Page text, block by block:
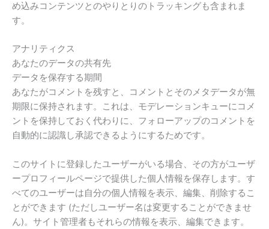
め込みコンテンツとのやりとりのトラッキングも含まれま
す。
アナリティクス
あなたのデータの共有先
データを保存する期間
あなたがコメントを残すと、コメントとそのメタデータが無
期限に保持されます。これは、モデレーションキューにコメ
ントを保持しておく代わりに、フォローアップのコメントを
自動的に認識し承認できるようにするためです。
このサイトに登録したユーザーがいる場合、その方がユーザ
ープロフィールページで提供した個人情報を保存します。す
べてのユーザーは自分の個人情報を表示、編集、削除するこ
とができます (ただしユーザー名は変更することができませ
ん)。サイト管理者もそれらの情報を表示、編集できます。